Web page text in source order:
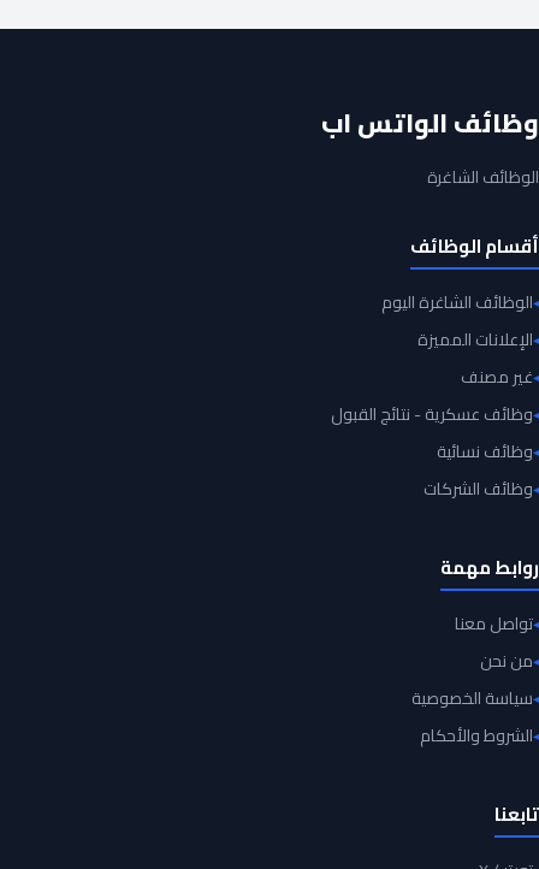
وظائف الواتس اب
الوظائف الشاغرة
أقسام الوظائف
الوظائف الشاغرة اليوم
الإعلانات المميزة
غير مصنف
وظائف عسكرية - نتائج القبول
وظائف نسائية
وظائف الشركات
روابط مهمة
تواصل معنا
من نحن
سياسة الخصوصية
الشروط والأحكام
تابعنا